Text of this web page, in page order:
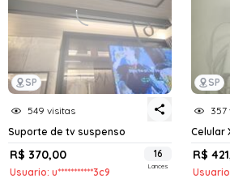
SP
549 visitas
Suporte de tv suspenso
R$ 370,00
Usuario: u***********3c9
16
Lances
SP
357
Celular
R$